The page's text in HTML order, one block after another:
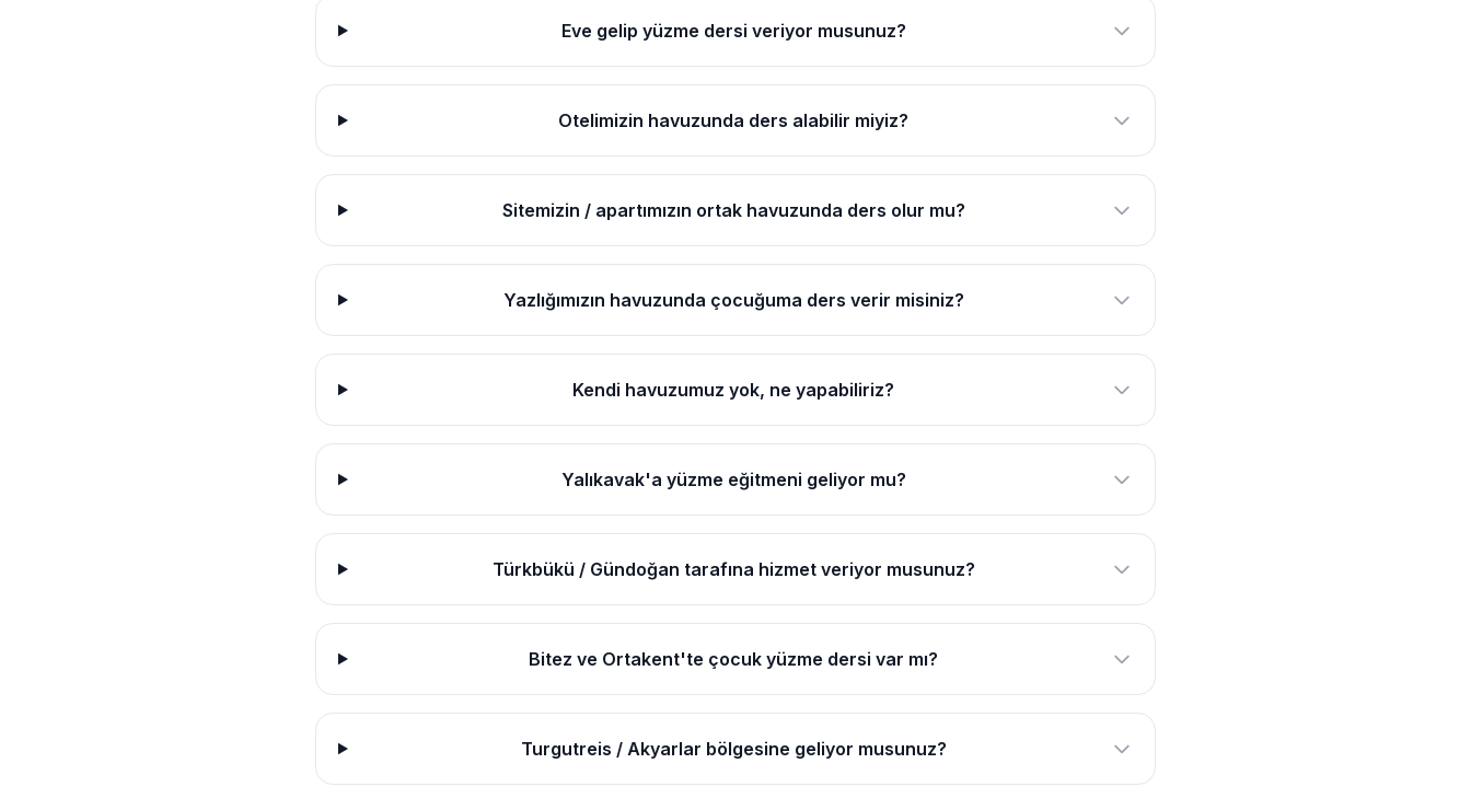
Eve gelip yüzme dersi veriyor musunuz?
Otelimizin havuzunda ders alabilir miyiz?
Sitemizin / apartımızın ortak havuzunda ders olur mu?
Yazlığımızın havuzunda çocuğuma ders verir misiniz?
Kendi havuzumuz yok, ne yapabiliriz?
Yalıkavak'a yüzme eğitmeni geliyor mu?
Türkbükü / Gündoğan tarafına hizmet veriyor musunuz?
Bitez ve Ortakent'te çocuk yüzme dersi var mı?
Turgutreis / Akyarlar bölgesine geliyor musunuz?